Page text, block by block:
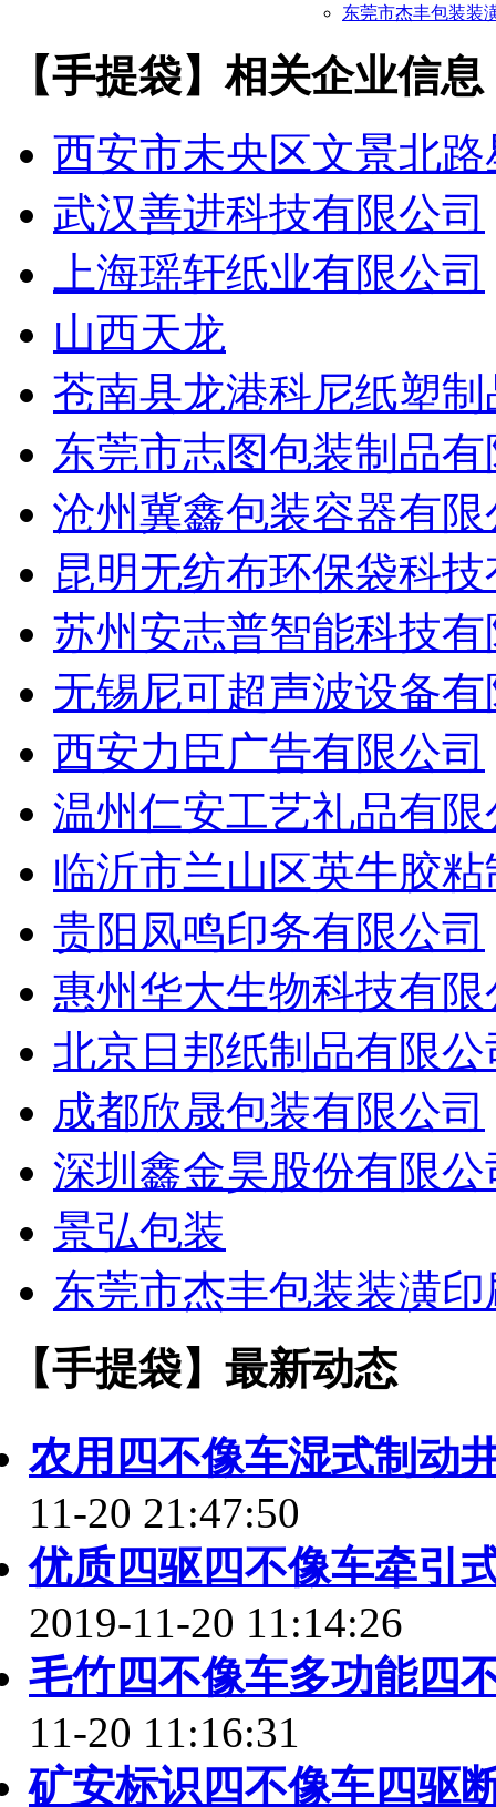
东莞市杰丰包装装
【手提袋】相关企业信息
西安市未央区文景北
武汉善进科技有限公司
上海瑶轩纸业有限公司
山西天龙
苍南县龙港科尼纸塑制
东莞市志图包装制品
沧州冀鑫包装容器有限
昆明无纺布环保袋科
苏州安志普智能科技
无锡尼可超声波设备
西安力臣广告有限公司
温州仁安工艺礼品有限
临沂市兰山区英牛胶
贵阳凤鸣印务有限公司
惠州华大生物科技有限
北京日邦纸制品有限公
成都欣晟包装有限公司
深圳鑫金昊股份有限公
景弘包装
东莞市杰丰包装装潢
【手提袋】最新动态
农用四不像车湿式制动
11-20 21:47:50
优质四驱四不像车牵引
2019-11-20 11:14:26
毛竹四不像车多功能四
11-20 11:16:31
矿安标识四不像车四驱